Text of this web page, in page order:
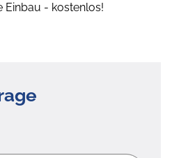
Einbau - kostenlos!